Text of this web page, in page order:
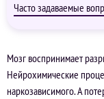
Часто задаваемые
Мозг воспринимает
Нейрохимические
наркозависимого. А